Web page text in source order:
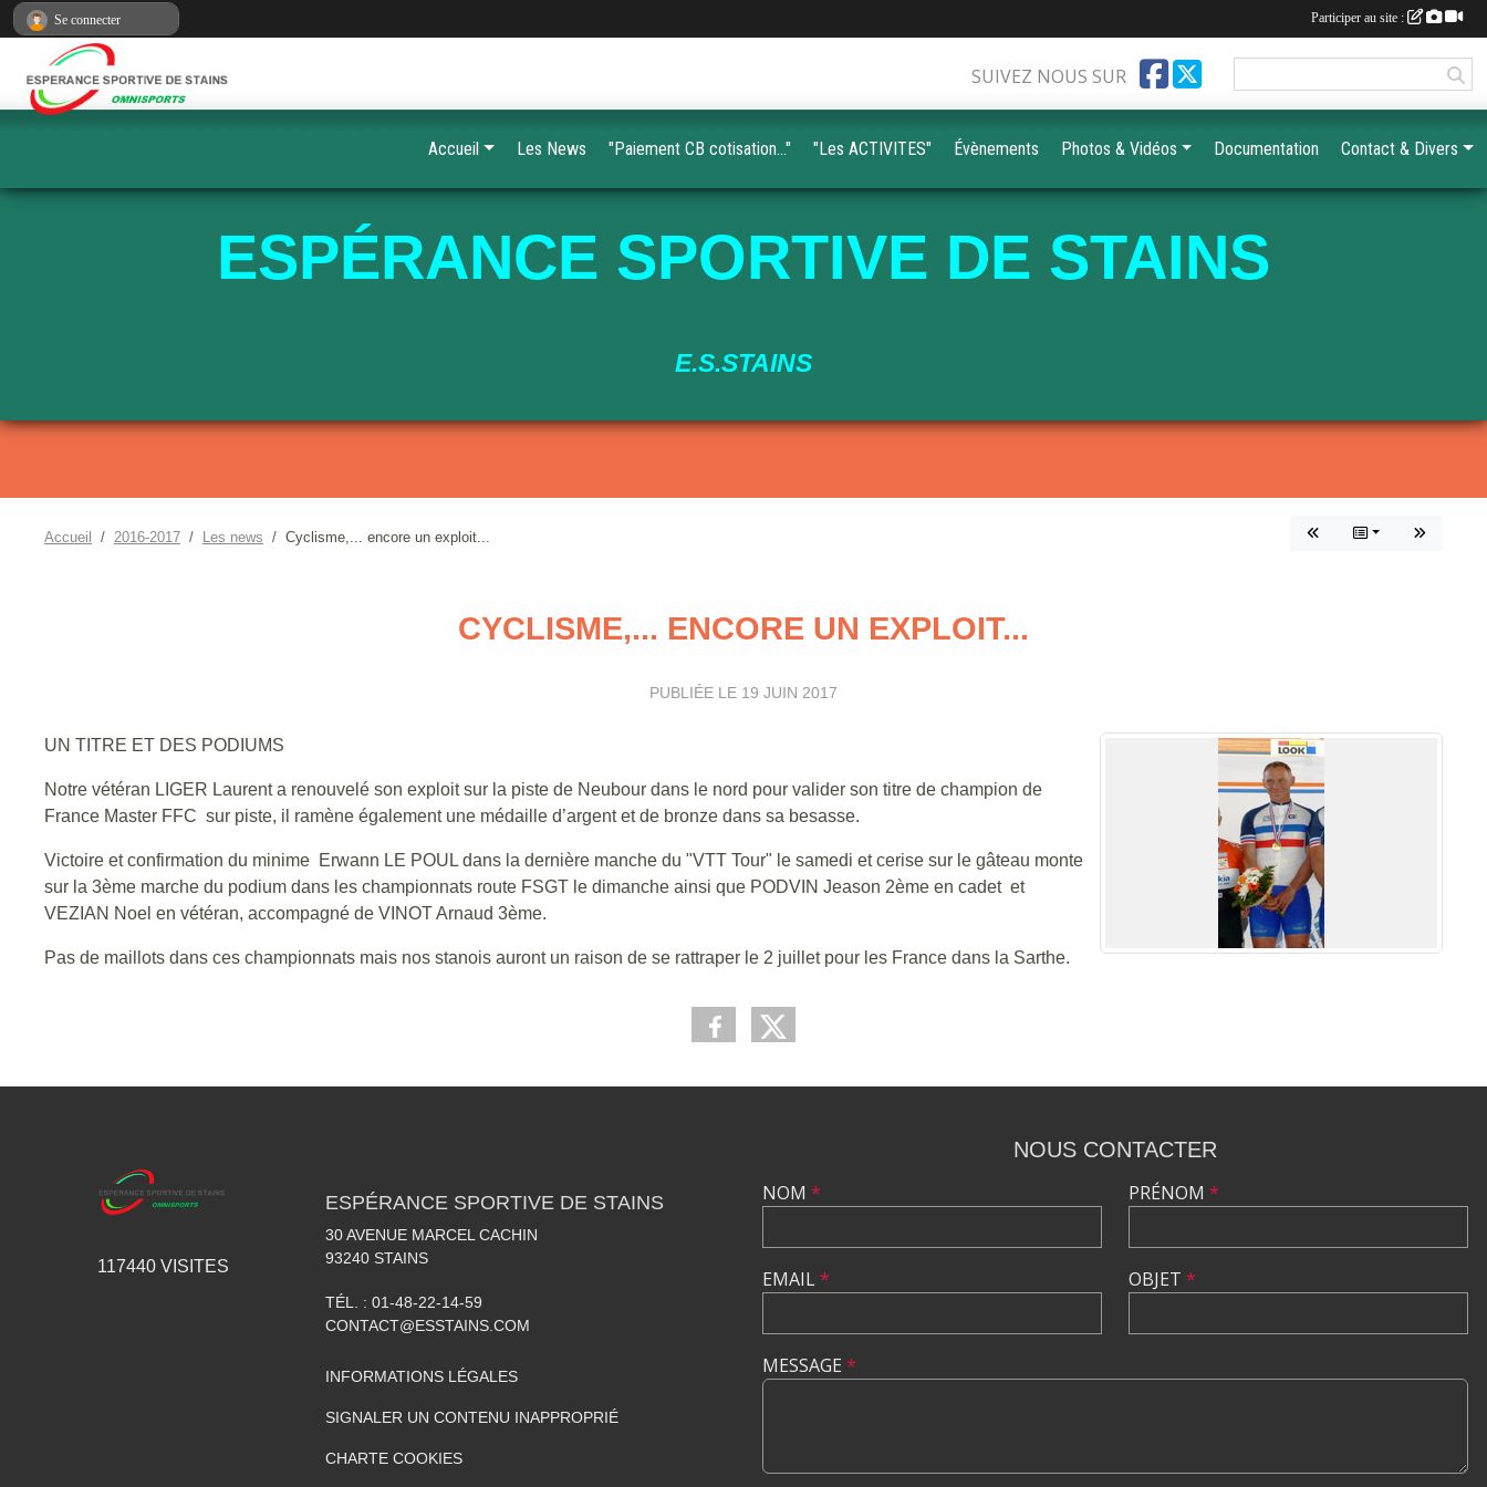
ESPÉRANCE SPORTIVE DE STAINS
E.S.STAINS
Accueil 2016-2017 Les news Cyclisme,... encore un exploit...
CYCLISME,... ENCORE UN EXPLOIT...
PUBLIÉE LE 19 JUIN 2017
UN TITRE ET DES PODIUMS
Notre vétéran LIGER Laurent a renouvelé son exploit sur la piste de Neubour dans le nord pour valider son titre de champion de
France Master FFC sur piste, il ramène également une médaille d’argent et de bronze dans sa besasse.
Victoire et confirmation du minime Erwann LE POUL dans la dernière manche du "VTT Tour" le samedi et cerise sur le gâteau monte
sur la 3ème marche du podium dans les championnats route FSGT le dimanche ainsi que PODVIN Jeason 2ème en cadet et
VEZIAN Noel en vétéran, accompagné de VINOT Arnaud 3ème.
Pas de maillots dans ces championnats mais nos stanois auront un raison de se rattraper le 2 juillet pour les France dans la Sarthe.
SUIVEZ NOUS SUR
Accueil Les News "Paiement CB cotisation..." "Les ACTIVITES" Évènements Photos & Vidéos Documentation Contact & Divers
117440VISITES
ESPÉRANCE SPORTIVE DE STAINS
30 AVENUE MARCEL CACHIN
93240 STAINS
TÉL. : 01-48-22-14-59
CONTACT@ESSTAINS.COM
INFORMATIONS LÉGALES
SIGNALER UN CONTENU INAPPROPRIÉ
CHARTE COOKIES
NOUS CONTACTER
NOM *
EMAIL*
PRÉNOM *
OBJET *
MESSAGE *
Se connecter Participer au site :
Panneau de gestion des cookies